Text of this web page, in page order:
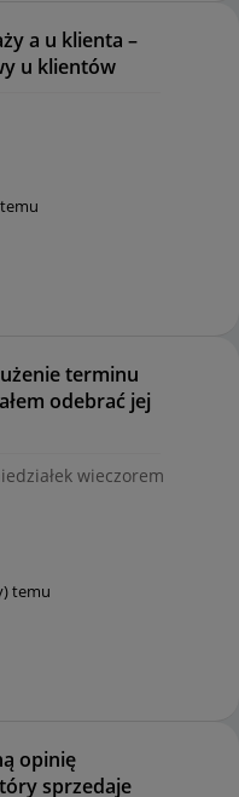
a u klienta –
u klientów
terminu
odebrać jej
wieczorem
temu
opinię
sprzedaje